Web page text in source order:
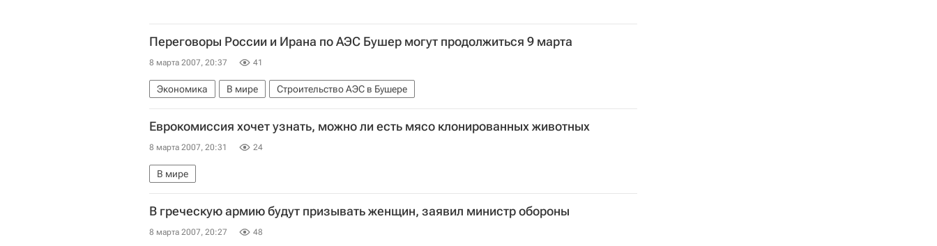
Переговоры России и Ирана по АЭС Бушер могут продолжиться 9 марта
8 марта 2007, 20:37 41
Экономика В мире Строительство АЭС в Бушере
Еврокомиссия хочет узнать, можно ли есть мясо клонированных животных
8 марта 2007, 20:31 24
В мире
В греческую армию будут призывать женщин, заявил министр обороны
8 марта 2007, 20:27 48